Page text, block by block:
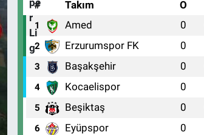
# Takım O
1 Amed 0
2 Erzurumspor FK 0
3 Başakşehir 0
4 Kocaelispor 0
5 Beşiktaş 0
6 Eyüpspor 0